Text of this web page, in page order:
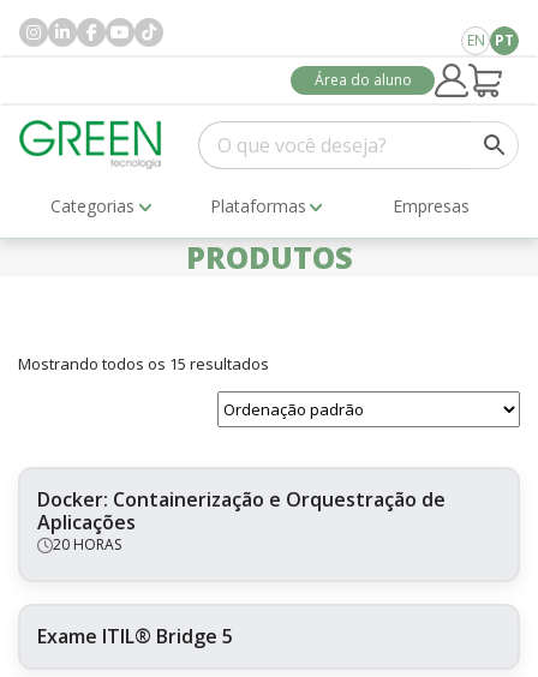
EN PT
Área do aluno
Categorias Plataformas Empresas
PRODUTOS
Mostrando todos os 15 resultados
Docker: Containerização e Orquestração de
Aplicações
20 HORAS
Exame ITIL® Bridge 5